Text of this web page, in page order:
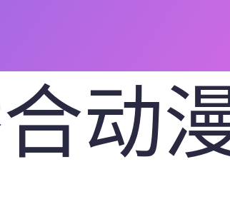
动